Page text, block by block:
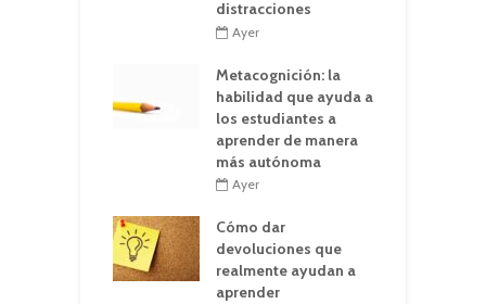
distracciones
Ayer
Metacognición: la
habilidad que ayuda a
los estudiantes a
aprender de manera
más autónoma
Ayer
Cómo dar
devoluciones que
realmente ayudan a
aprender